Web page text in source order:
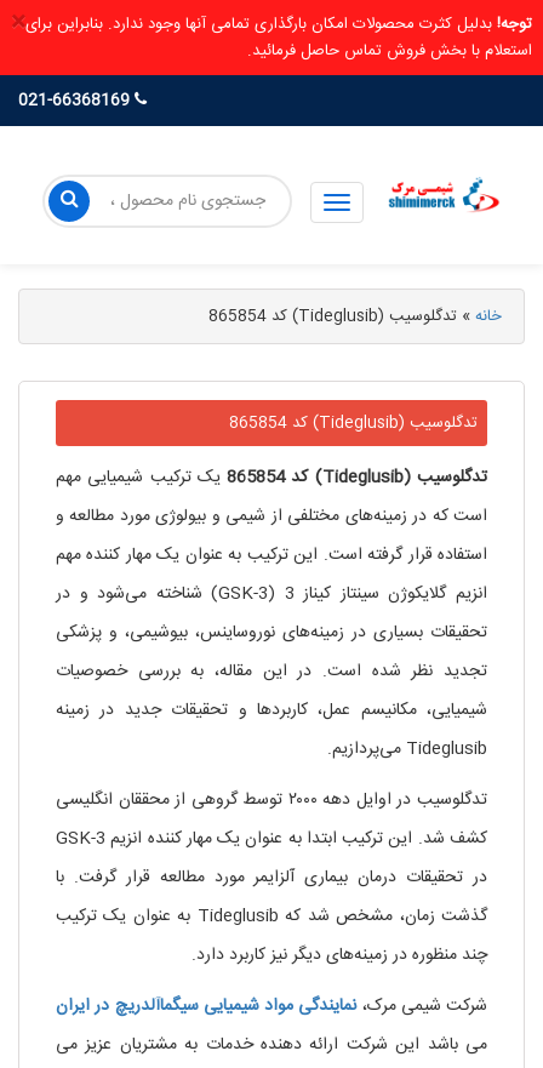
× توجه!بدلیل کثرت محصولات امکان بارگذاری تمامی آنها وجود ندارد. بنابراین برای
استعلام با بخش فروش تماس حاصل فرمائید.
خانه» تدگلوسیب (Tideglusib) کد 865854
تدگلوسیب (Tideglusib) کد 865854
تدگلوسیب (Tideglusib) کد 865854یک ترکیب شیمیایی مهم
است که در زمینه‌های مختلفی از شیمی و بیولوژی مورد مطالعه و
استفاده قرار گرفته است. این ترکیب به عنوان یک مهار کننده مهم
انزیم گلایکوژن سینتاز کیناز 3 (GSK-3) شناخته می‌شود و در
تحقیقات بسیاری در زمینه‌های نوروساینس، بیوشیمی، و پزشکی
تجدید نظر شده است. در این مقاله، به بررسی خصوصیات
شیمیایی، مکانیسم عمل، کاربردها و تحقیقات جدید در زمینه
Tideglusib می‌پردازیم.
تدگلوسیب در اوایل دهه ۲۰۰۰ توسط گروهی از محققان انگلیسی
کشف شد. این ترکیب ابتدا به عنوان یک مهار کننده انزیم GSK-3
در تحقیقات درمان بیماری آلزایمر مورد مطالعه قرار گرفت. با
گذشت زمان، مشخص شد که Tideglusib به عنوان یک ترکیب
چند منظوره در زمینه‌های دیگر نیز کاربرد دارد.
شرکت شیمی مرک،نمایندگی مواد شیمیایی سیگماآلدریچ در ایران
می باشد این شرکت ارائه دهنده خدمات به مشتریان عزیز می